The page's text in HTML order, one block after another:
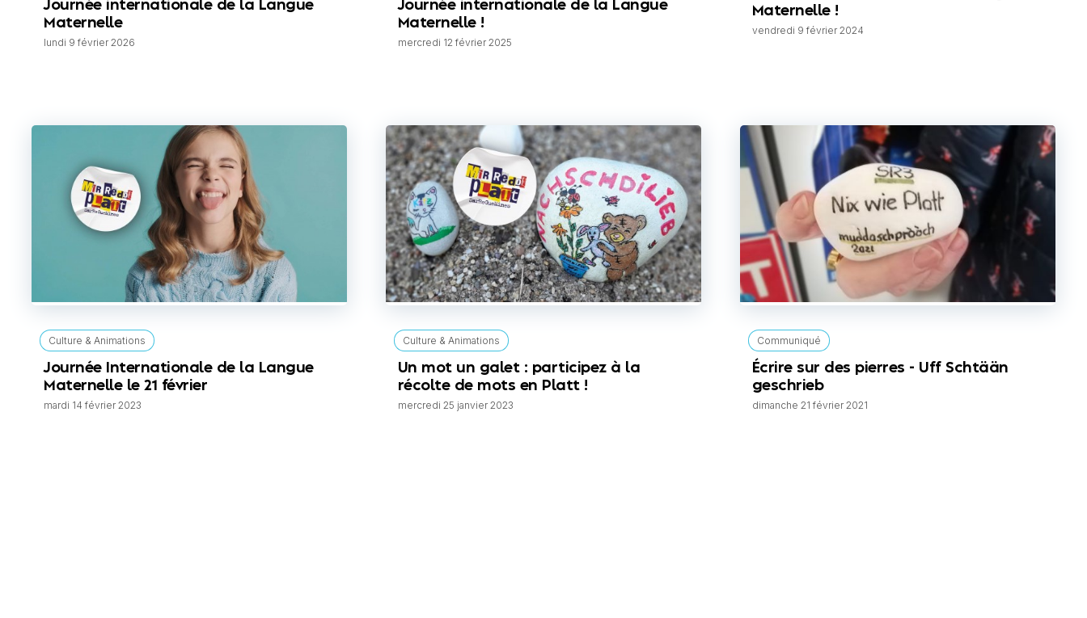
Journée internationale de la Langue
Maternelle
lundi 9 février 2026
Journée internationale de la Langue
Maternelle !
mercredi 12 février 2025
Maternelle !
vendredi 9 février 2024
Culture & Animations
Journée Internationale de la Langue
Maternelle le 21 février
mardi 14 février 2023
Culture & Animations
Un mot un galet : participez à la
récolte de mots en Platt !
mercredi 25 janvier 2023
Communiqué
Écrire sur des pierres - Uff Schtään
geschrieb
dimanche 21 février 2021